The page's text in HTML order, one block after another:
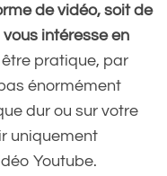
de vidéo, soit de
intéresse en
pratique, par
énormément
dur ou sur votre
uniquement
Youtube.